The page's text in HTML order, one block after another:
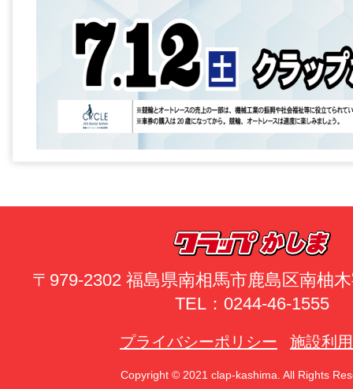
〒979-2302 福島県南相馬市鹿島区南柚
TEL：0244-46-1555
プライバシーポリシー 施設利
Copyright © 2021 clap-kashima. All Rights